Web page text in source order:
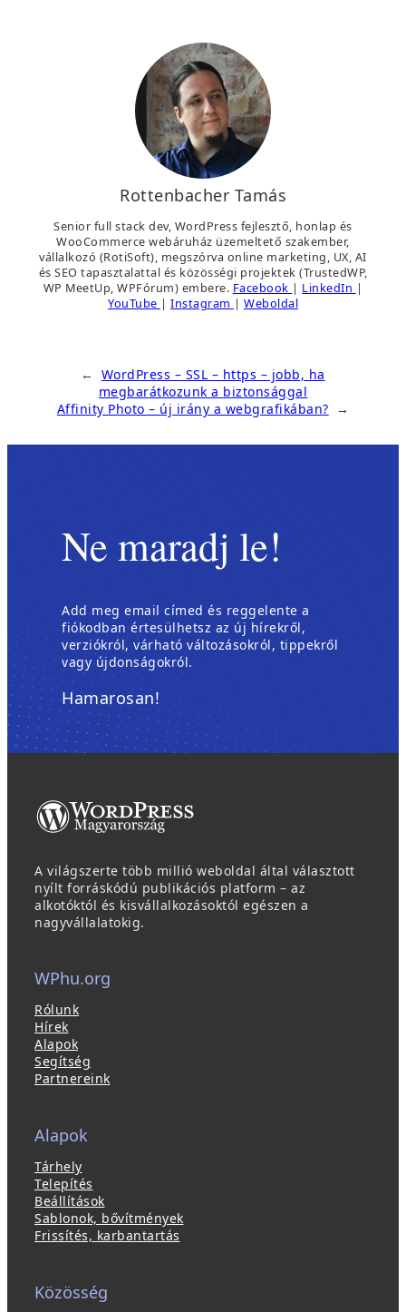
Rottenbacher Tamás
Senior full stack dev, WordPress fejlesztő, honlap és
WooCommerce webáruház üzemeltető szakember,
vállalkozó (RotiSoft), megszórva online marketing, UX, AI
és SEO tapasztalattal és közösségi projektek (TrustedWP,
WP MeetUp, WPFórum) embere. Facebook | LinkedIn |
YouTube | Instagram | Weboldal
← WordPress – SSL – https – jobb, ha
megbarátkozunk a biztonsággal
Affinity Photo – új irány a webgrafikában? →
Ne maradj le!
Add meg email címed és reggelente a
fiókodban értesülhetsz az új hírekről,
verziókról, várható változásokról, tippekről
vagy újdonságokról.
Hamarosan!
A világszerte több millió weboldal által választott
nyílt forráskódú publikációs platform – az
alkotóktól és kisvállalkozásoktól egészen a
nagyvállalatokig.
WPhu.org
Rólunk
Hírek
Alapok
Segítség
Partnereink
Alapok
Tárhely
Telepítés
Beállítások
Sablonok, bővítmények
Frissítés, karbantartás
Közösség